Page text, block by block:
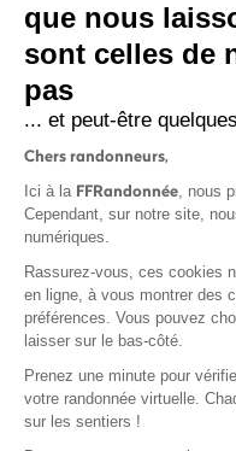
que nous
sont celles de
pas
... et peut-être
Chers randonneurs,
Ici à la FFRandonnée, nous
Cependant, sur notre site,
numériques.
Rassurez-vous, ces cookies
en ligne, à vous montrer des
préférences. Vous pouvez
laisser sur le bas-côté.
Prenez une minute pour
votre randonnée virtuelle.
sur les sentiers !